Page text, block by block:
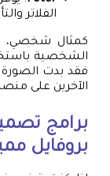
الفلاتر
كمثال
الشخصية
فقد بدت الصورة
الآخرين على
برامج
بروفايل